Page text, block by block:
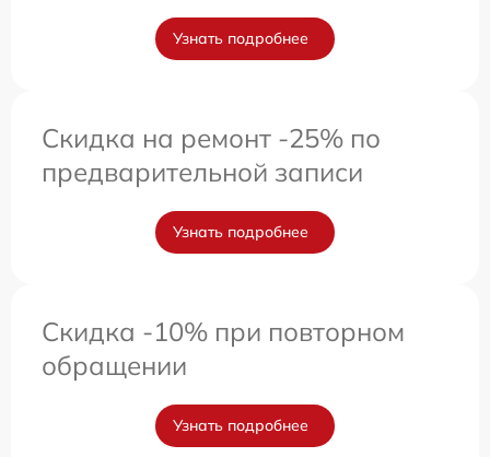
Узнать подробнее
Скидка на ремонт -25% по
предварительной записи
Узнать подробнее
Скидка -10% при повторном
обращении
Узнать подробнее